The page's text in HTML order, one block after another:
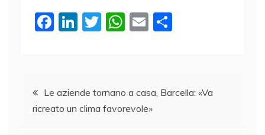
F
b
o
Li
dI
n
T
W
A
p
E
vi
Navigazione
articoli
Le aziende tornano a casa, Barcella: «Va
ricreato un clima favorevole»